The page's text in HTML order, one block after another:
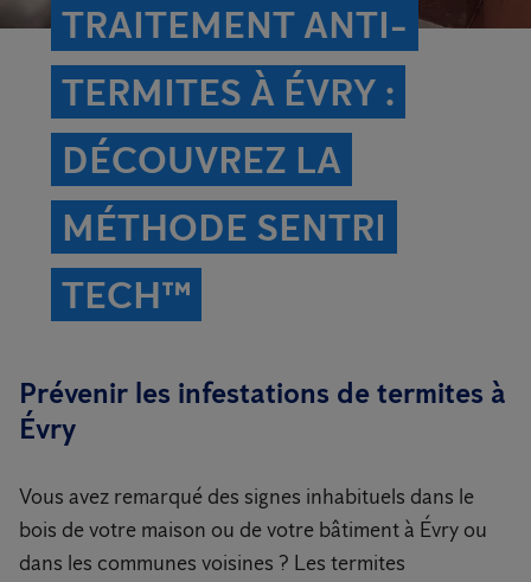
TRAITEMENT ANTI-
TERMITES À ÉVRY :
DÉCOUVREZ LA
MÉTHODE SENTRI
TECH™
Prévenir les infestations de termites à
Évry
Vous avez remarqué des signes inhabituels dans le
bois de votre maison ou de votre bâtiment à Évry ou
dans les communes voisines ? Les termites